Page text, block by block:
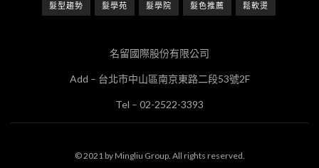
髮型趨勢 髮學苑 髮學院 髮色推薦 鬆軟燙
名留國際股份有限公司
Add – 台北市中山區南京東路二段53號2F
Tel – 02-2522-3393
© 2021 by Mingliu Group. All rights reserved.